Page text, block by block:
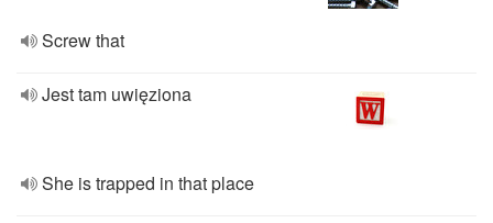
Screw that
Jest tam uwięziona
She is trapped in that place